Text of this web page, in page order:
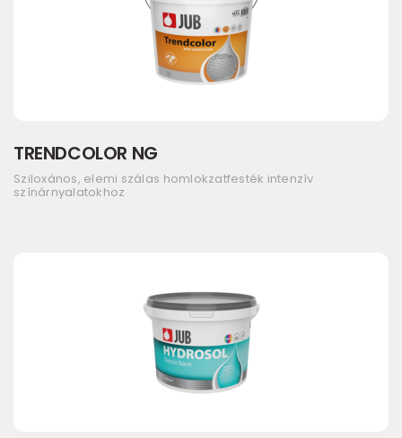
TRENDCOLOR NG
Sziloxános, elemi szálas homlokzatfesték intenzív
színárnyalatokhoz